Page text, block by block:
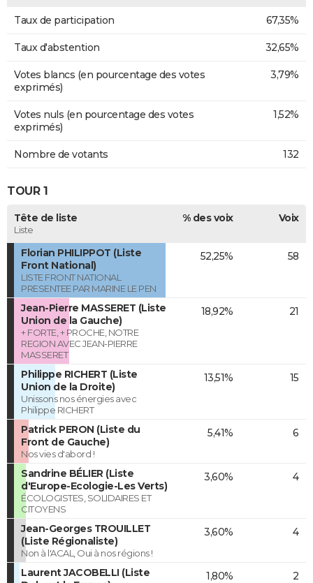
Taux de participation 67,35%
Taux d'abstention 32,65%
Votes blancs (en pourcentage des votes
exprimés)
3,79%
Votes nuls (en pourcentage des votes
exprimés)
1,52%
Nombre de votants 132
TOUR 1
Tête de liste
Liste
% des voix Voix
Florian PHILIPPOT (Liste
Front National)
LISTE FRONT NATIONAL
PRESENTEE PAR MARINE LE PEN
52,25% 58
Jean-Pierre MASSERET (Liste
Union de la Gauche)
+ FORTE, + PROCHE, NOTRE
REGION AVEC JEAN-PIERRE
MASSERET
18,92% 21
Philippe RICHERT (Liste
Union de la Droite)
Unissons nos énergies avec
Philippe RICHERT
13,51% 15
Patrick PERON (Liste du
Front de Gauche)
Nos vies d'abord !
5,41% 6
Sandrine BÉLIER (Liste
d'Europe-Ecologie-Les Verts)
ÉCOLOGISTES, SOLIDAIRES ET
CITOYENS
3,60% 4
Jean-Georges TROUILLET
(Liste Régionaliste)
Non à l'ACAL, Oui à nos régions !
3,60% 4
Laurent JACOBELLI (Liste
1,80% 2